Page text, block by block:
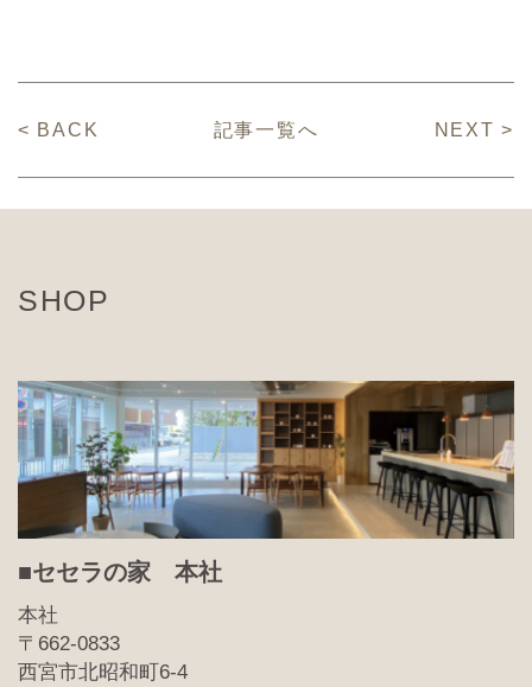
< BACK 記事一覧へ NEXT >
SHOP
■セセラの家 本社
本社
〒662-0833
西宮市北昭和町6-4